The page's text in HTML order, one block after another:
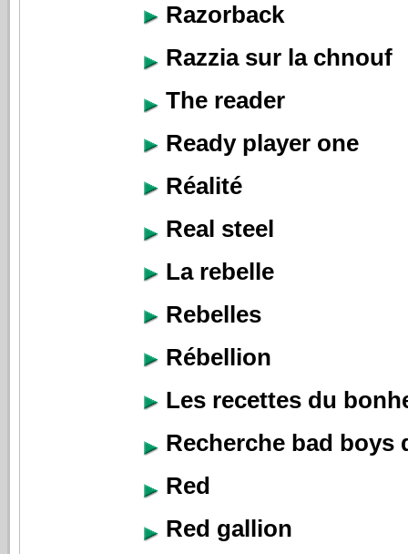
Razorback
Razzia sur la chnouf
The reader
Ready player one
Réalité
Real steel
La rebelle
Rebelles
Rébellion
Les recettes du
Recherche bad boys
Red
Red gallion